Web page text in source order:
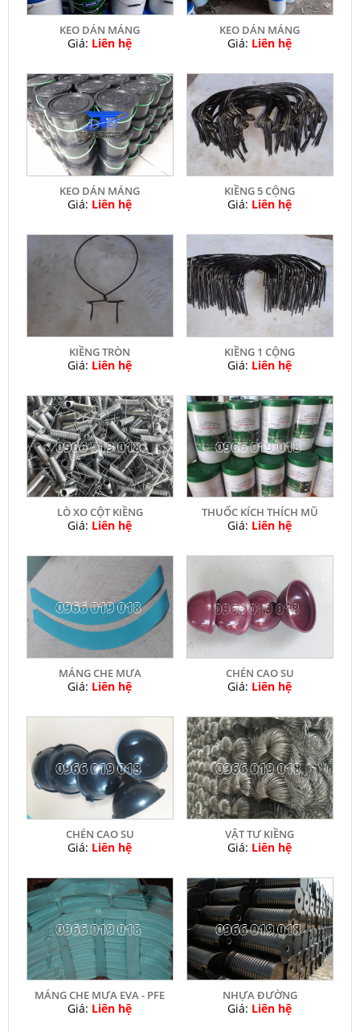
KEO DÁN MÁNG
Giá: Liên hệ
KEO DÁN MÁNG
Giá: Liên hệ
KEO DÁN MÁNG
Giá: Liên hệ
KIỀNG 5 CỘNG
Giá: Liên hệ
KIỀNG TRÒN
Giá: Liên hệ
KIỀNG 1 CỘNG
Giá: Liên hệ
LÒ XO CỘT KIỀNG
Giá: Liên hệ
THUỐC KÍCH THÍCH MŨ
Giá: Liên hệ
MÁNG CHE MƯA
Giá: Liên hệ
CHÉN CAO SU
Giá: Liên hệ
CHÉN CAO SU
Giá: Liên hệ
VẬT TƯ KIỀNG
Giá: Liên hệ
MÁNG CHE MƯA EVA - PFE
Giá: Liên hệ
NHỰA ĐƯỜNG
Giá: Liên hệ